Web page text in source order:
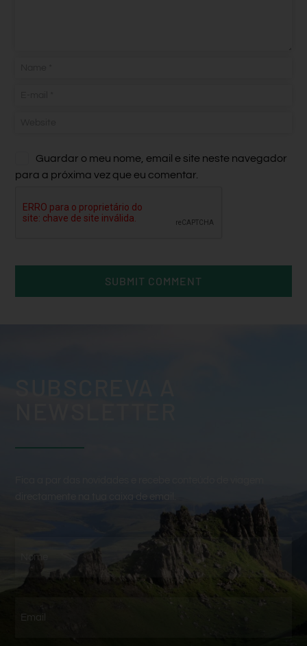
Guardar o meu nome, email e site neste navegador
para a próxima vez que eu comentar.
directamente na tua caixa de email.